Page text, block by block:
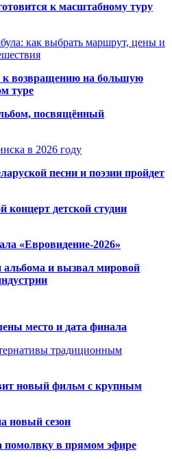
к масштабному туру
как выбрать маршрут, цены и
к возвращению на большую
туре
посвящённый
в 2026 году
песни и поэзии пройдет
детской студии
«Евровидение-2026»
альбома и вызвал мировой
место и дата финала
традиционным
новый фильм с крупным
новый сезон
помолвку в прямом эфире